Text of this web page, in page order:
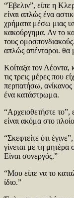
“Έβελιν”, είπε η
είναι απλώς ένα
χρήματα μέσω μιας
κακούργημα. Αν το
τους
απλώς απένταροι.
Κοίταξα τον Λέοντα,
τις τρεις μέρες που
περπατήσω,
ένα κατάστρωμα.
“Αρχειοθετήστε
είναι ακόμα στο
“Σκεφτείτε ότι
γίνεται με τη
Είναι συνεργός.”
“Μου είπε να το
ίδιο.”